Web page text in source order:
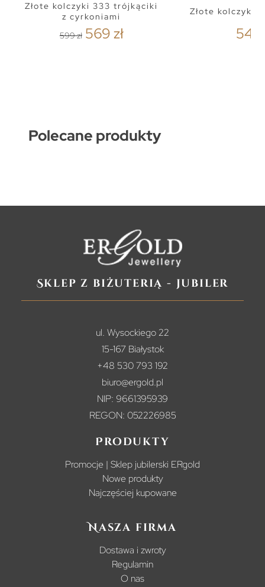
Złote kolczyki 333 trójkąciki
z cyrkoniami
599 zł 569 zł
Złote kolczyki
549
Polecane produkty
Sklep z biżuterią - jubiler
ul. Wysockiego 22
15-167 Białystok
+48 530 793 192
biuro@ergold.pl
NIP: 9661395939
REGON: 052226985
Produkty
Promocje | Sklep jubilerski ERgold
Nowe produkty
Najczęściej kupowane
Nasza firma
Dostawa i zwroty
Regulamin
O nas